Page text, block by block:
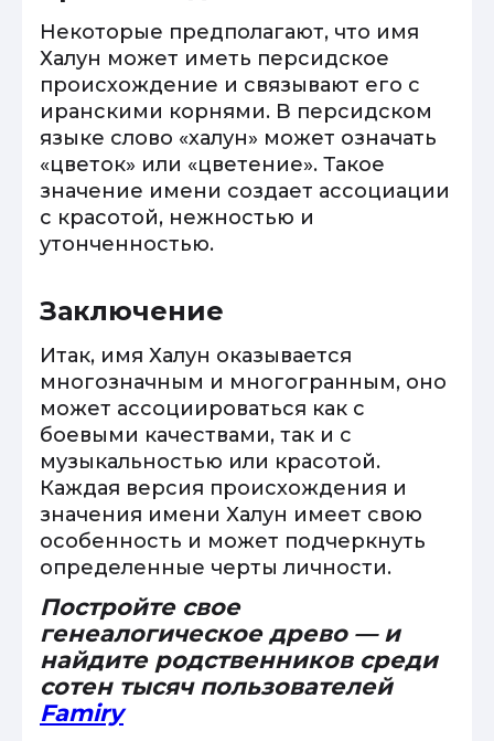
Некоторые предполагают, что имя
Халун может иметь персидское
происхождение и связывают его с
иранскими корнями. В персидском
языке слово «халун» может означать
«цветок» или «цветение». Такое
значение имени создает ассоциации
с красотой, нежностью и
утонченностью.
Заключение
Итак, имя Халун оказывается
многозначным и многогранным, оно
может ассоциироваться как с
боевыми качествами, так и с
музыкальностью или красотой.
Каждая версия происхождения и
значения имени Халун имеет свою
особенность и может подчеркнуть
определенные черты личности.
Постройте свое
генеалогическое древо — и
найдите родственников среди
сотен тысяч пользователей
Famiry